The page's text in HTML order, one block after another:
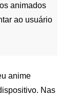
animados
ao usuário
anime
Nas